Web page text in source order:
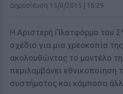
Δημοσίευση 15/6/2015 | 16:29
Η Αριστερή Πλατφόρμα του
σχέδιο για μια χρεοκοπία
ακολουθώντας το μοντέλο
περιλαμβάνει εθνικοποίηση
συστήματος και κάμποσα